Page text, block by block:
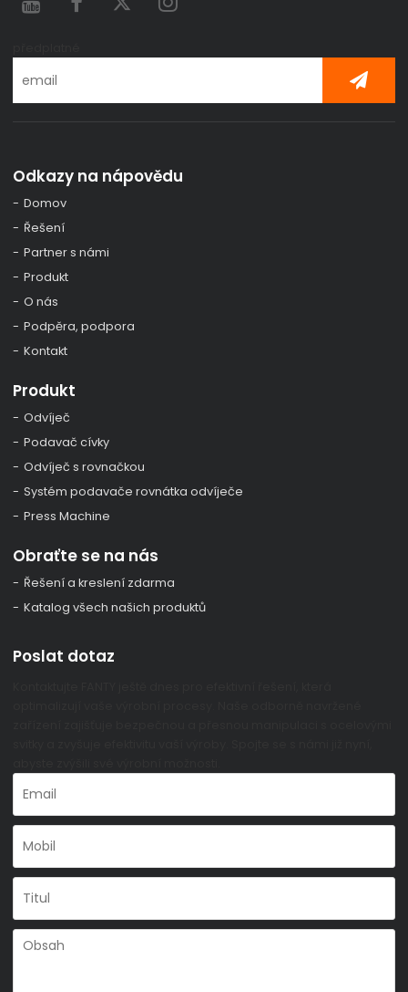
Odkazy na nápovědu
Domov
Řešení
Partner s námi
Produkt
O nás
Podpěra, podpora
Kontakt
Produkt
Odvíječ
Podavač cívky
Odvíječ s rovnačkou
Systém podavače rovnátka odvíječe
Press Machine
Obraťte se na nás
Řešení a kreslení zdarma
Katalog všech našich produktů
Poslat dotaz